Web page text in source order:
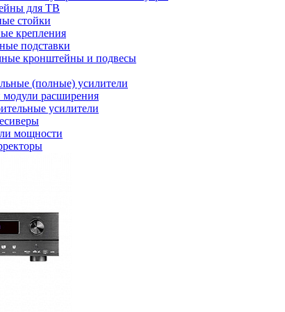
для ТВ
стойки
крепления
подставки
кронштейны и подвесы
(полные) усилители
расширения
усилители
мощности